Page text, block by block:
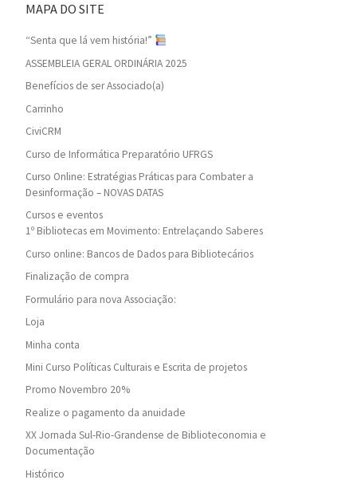
MAPA DO SITE
“Senta que lá vem história!”
ASSEMBLEIA GERAL ORDINÁRIA 2025
Benefícios de ser Associado(a)
Carrinho
CiviCRM
Curso de Informática Preparatório UFRGS
Curso Online: Estratégias Práticas para Combater a
Desinformação – NOVAS DATAS
Cursos e eventos
1º Bibliotecas em Movimento: Entrelaçando Saberes
Curso online: Bancos de Dados para Bibliotecários
Finalização de compra
Formulário para nova Associação:
Loja
Minha conta
Mini Curso Políticas Culturais e Escrita de projetos
Promo Novembro 20%
Realize o pagamento da anuidade
XX Jornada Sul-Rio-Grandense de Biblioteconomia e
Documentação
Histórico